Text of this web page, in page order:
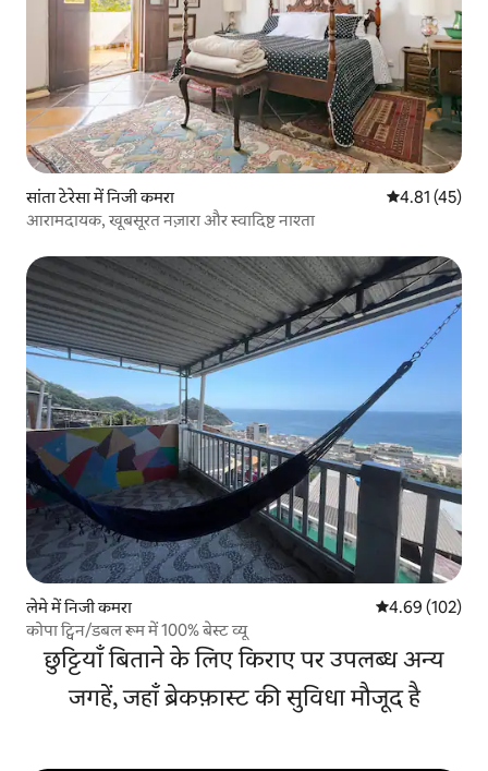
सांता टेरेसा में निजी कमरा औसत रेटिंग 5 में
4.81 (45)
आरामदायक, खूबसूरत नज़ारा और स्वादिष्ट नाश्ता
लेमे में निजी कमरा औसत रेटिंग 5 में से
4.69 (102)
कोपा ट्विन/डबल रूम में 100% बेस्ट व्यू
छुट्टियाँ बिताने के लिए किराए पर उपलब्ध अन्य
जगहें, जहाँ ब्रेकफ़ास्ट की सुविधा मौजूद है